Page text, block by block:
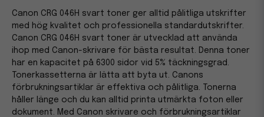
Canon CRG 046H svart toner ger alltid pålitliga utskrifter
med hög kvalitet och professionella standardutskrifter.
Canon CRG 046H svart toner är utvecklad att använda
ihop med Canon-skrivare för bästa resultat. Denna toner
har en kapacitet på 6300 sidor vid 5% täckningsgrad.
Tonerkassetterna är lätta att byta ut. Canons
förbrukningsartiklar är effektiva och pålitliga. Tonerna
håller länge och du kan alltid printa utmärkta foton eller
dokument. Med Canon skrivare och förbrukningsartiklar